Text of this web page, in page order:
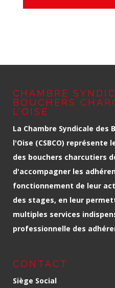
CHAMBRE
BOUCHERS
L’OISE
La Chambre Syndicale des
l'Oise (CSBCO)
des bouchers charcutiers
d'accompagner les
fonctionnement de leur
des stages, en leur
multiples services
professionnelle des
CONTACT
Siège Social